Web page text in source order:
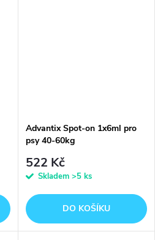
Advantix Spot-on 1x6ml pro
psy 40-60kg
522 Kč
Skladem >5 ks
DO KOŠÍKU